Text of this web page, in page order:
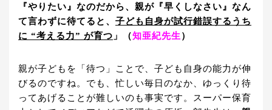
『やりたい』なのだから、親が『早くしなさい』なん
て言わずに待てると、 子ども自身が試行錯誤するうち
に “考える力” が育つ 」（知亜紀先生）
親が子どもを「待つ」ことで、子ども自身の能力が伸
びるのですね。でも、忙しい毎日のなか、ゆっくり待
ってあげることが難しいのも事実です。スーパー保育